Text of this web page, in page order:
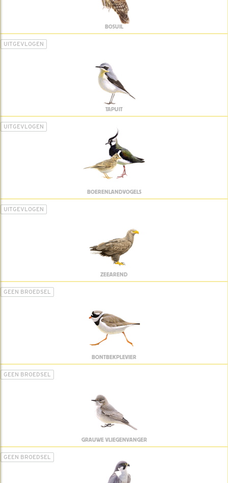
BOSUIL
UITGEVLOGEN
TAPUIT
UITGEVLOGEN
BOERENLANDVOGELS
UITGEVLOGEN
ZEEAREND
GEEN BROEDSEL
BONTBEKPLEVIER
GEEN BROEDSEL
GRAUWE VLIEGENVANGER
GEEN BROEDSEL